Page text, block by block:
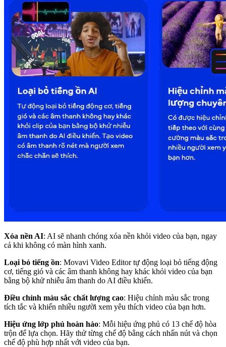
Xóa nền AI: AI sẽ nhanh chóng xóa nền khỏi video của bạn, ngay
cả khi không có màn hình xanh.
Loại bỏ tiếng ồn: Movavi Video Editor tự động loại bỏ tiếng động
cơ, tiếng gió và các âm thanh không hay khác khỏi video của bạn
bằng bộ khử nhiễu âm thanh do AI điều khiển.
Điều chỉnh màu sắc chất lượng cao: Hiệu chỉnh màu sắc trong
tích tắc và khiến nhiều người xem yêu thích video của bạn hơn.
Hiệu ứng lớp phủ hoàn hảo: Mỗi hiệu ứng phủ có 13 chế độ hòa
trộn để lựa chọn. Hãy thử từng chế độ bằng cách nhấn nút và chọn
chế độ phù hợp nhất với video của bạn.